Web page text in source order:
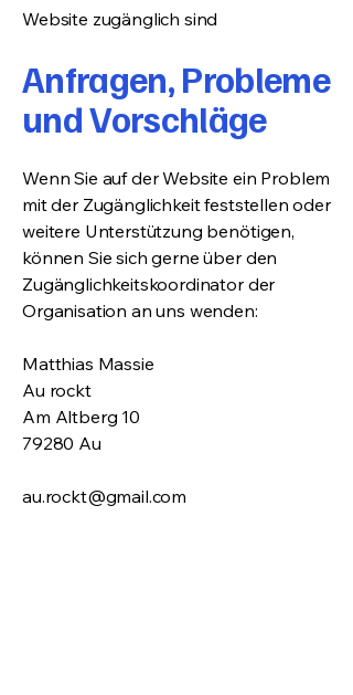
Website zugänglich sind
Anfragen, Probleme
und Vorschläge
Wenn Sie auf der Website ein Problem
mit der Zugänglichkeit feststellen oder
weitere Unterstützung benötigen,
können Sie sich gerne über den
Zugänglichkeitskoordinator der
Organisation an uns wenden:
Matthias Massie
Au rockt
Am Altberg 10
79280 Au
au.rockt@gmail.com